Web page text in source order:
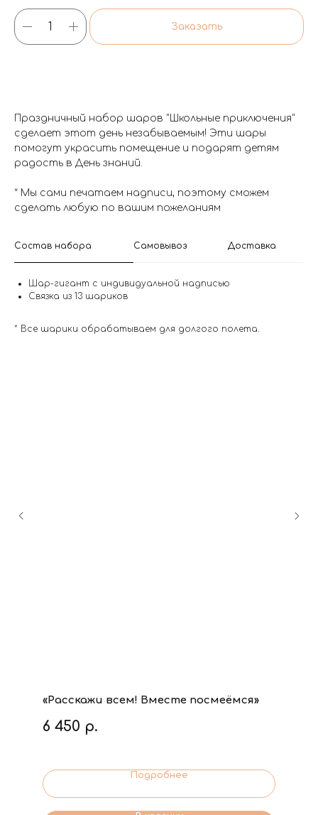
Заказать
Праздничный набор шаров "Школьные приключения"
сделает этот день незабываемым! Эти шары
помогут украсить помещение и подарят детям
радость в День знаний.
* Мы сами печатаем надписи, поэтому сможем
сделать любую по вашим пожеланиям
Состав набора Самовывоз Доставка
Шар-гигант с индивидуальной надписью
Связка из 13 шариков
* Все шарики обрабатываем для долгого полета.
«Расскажи всем! Вместе посмеёмся»
6 450 р.
Подробнее